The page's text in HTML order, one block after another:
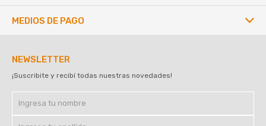
NEWSLETTER
¡Suscribite y recibí todas nuestras novedades!
MEDIOS DE PAGO